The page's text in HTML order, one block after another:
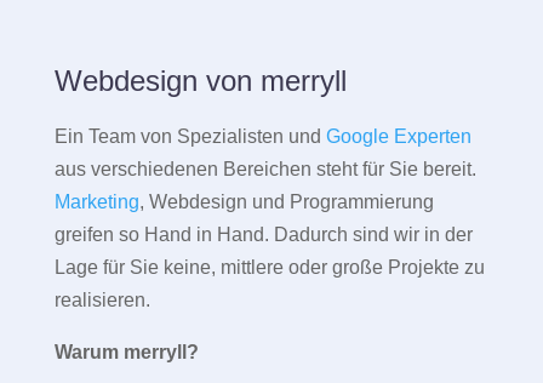
Webdesign von merryll
Ein Team von Spezialisten und Google Experten
aus verschiedenen Bereichen steht für Sie bereit.
Marketing, Webdesign und Programmierung
greifen so Hand in Hand. Dadurch sind wir in der
Lage für Sie keine, mittlere oder große Projekte zu
realisieren.
Warum merryll?